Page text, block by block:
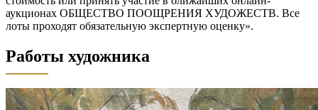
аукционах ОБЩЕСТВО ПООЩРЕНИЯ ХУДОЖЕСТВ. Все
лоты проходят обязательную экспертную оценку».
Работы художника